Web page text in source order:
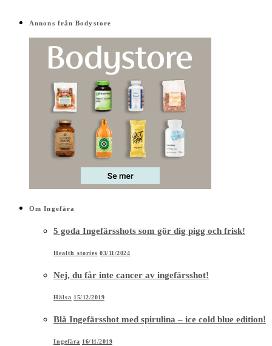
Annons från Bodystore
Om Ingefära
5 goda Ingefärsshots som gör dig pigg och frisk!
Health stories 03/11/2024
Nej, du får inte cancer av ingefärsshot!
Hälsa 15/12/2019
Blå Ingefärsshot med spirulina – ice cold blue edition!
Ingefära 16/11/2019